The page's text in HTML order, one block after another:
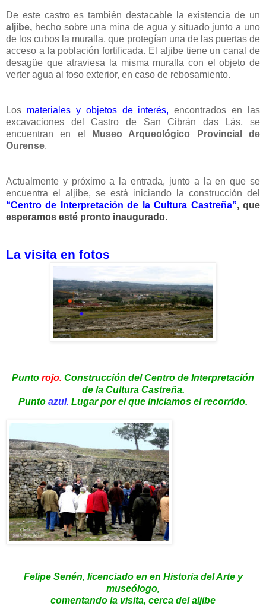
De este castro es también destacable la existencia de un
aljibe, hecho sobre una mina de agua y situado junto a uno
de los cubos la muralla, que protegían una de las puertas de
acceso a la población fortificada. El aljibe tiene un canal de
desagüe que atraviesa la misma muralla con el objeto de
verter agua al foso exterior, en caso de rebosamiento.
Los materiales y objetos de interés, encontrados en las
excavaciones del Castro de San Cibrán das Lás, se
encuentran en el
Museo Arqueológico Provincial de
Ourense.
Actualmente y próximo a la entrada, junto a la en que se
encuentra el aljibe, se está iniciando la construcción del
“Centro de Interpretación de la Cultura Castreña”, que
esperamos esté pronto inaugurado.
La visita en fotos
Punto rojo. Construcción del Centro de Interpretación
de la Cultura Castreña.
Punto azul. Lugar por el que iniciamos el recorrido.
Felipe Senén, licenciado en en Historia del Arte y
museólogo,
comentando la visita, cerca del aljibe